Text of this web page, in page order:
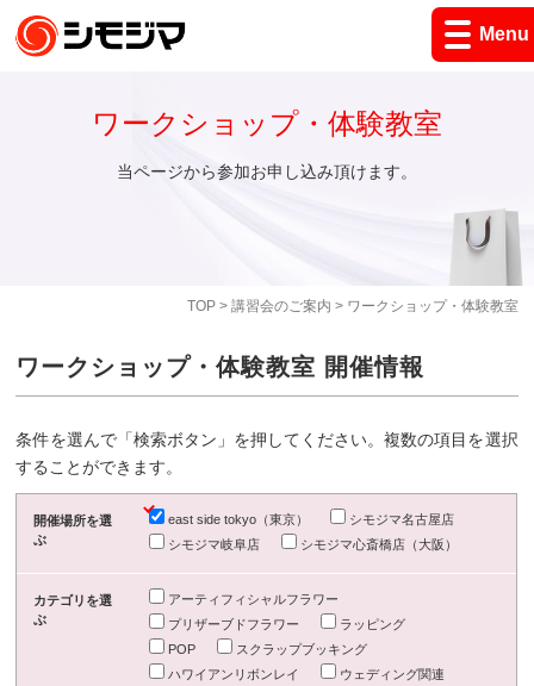
Menu
TOP> 講習会のご案内 > ワークショップ・体験教室
ワークショップ・体験教室
当ページから参加お申し込み頂けます。
ワークショップ・体験教室 開催情報
条件を選んで「検索ボタン」を押してください。複数の項目を選択
することができます。
開催場所を選
ぶ
east side tokyo（東京）
シモジマ名古屋店
シモジマ岐阜店
シモジマ心斎橋店（大阪）
カテゴリを選
ぶ
アーティフィシャルフラワー
プリザーブドフラワー
ラッピング
POP
スクラップブッキング
ハワイアンリボンレイ
ウェディング関連